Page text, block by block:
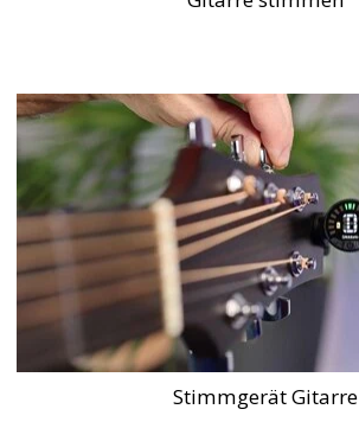
Stimmgerät Gitarre